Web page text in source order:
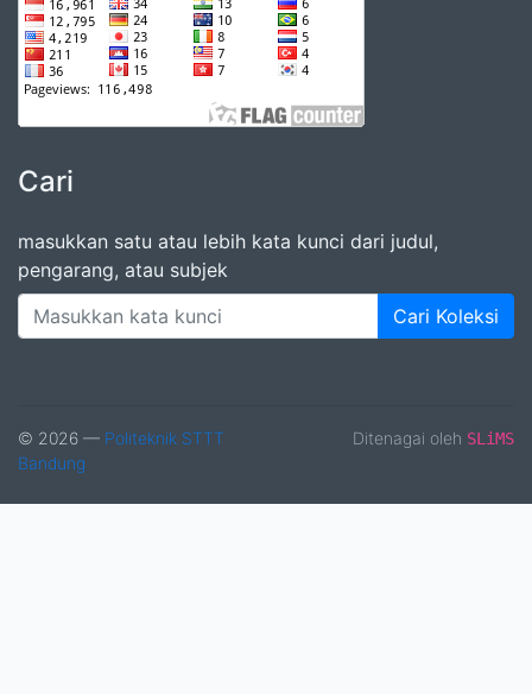
Cari
masukkan satu atau lebih kata kunci dari judul,
pengarang, atau subjek
Cari Koleksi
© 2026 — Politeknik STTT
Bandung
Ditenagai oleh SLiMS